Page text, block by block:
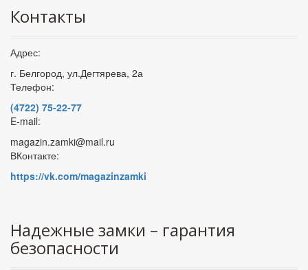
Контакты
Адрес:
г. Белгород, ул.Дегтярева, 2а
Телефон:
(4722) 75-22-77
E-mail:
magazin.zamki@mail.ru
ВКонтакте:
https://vk.com/magazinzamki
Надежные замки – гарантия
безопасности